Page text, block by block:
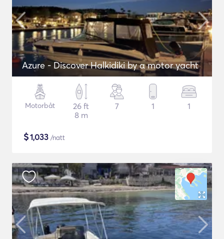
Azure - Discover Halkidiki by α motor yacht
Motorbåt
26 ft
8 m
7 1 1
$1,033 /natt